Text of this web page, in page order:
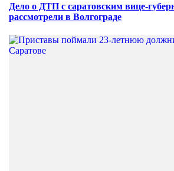
Дело о ДТП с саратовским вице-
рассмотрели в Волгограде